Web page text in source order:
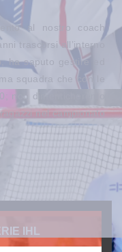
al nostro coach
trascorsi all’interno
ha saputo gestire ed
squadra che con le
non dimenticheremo
nel campionato
IHL